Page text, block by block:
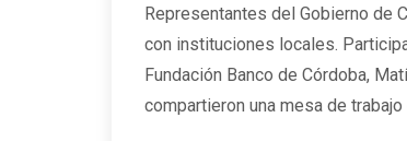
Representantes del Gobierno de
con instituciones locales.
Fundación Banco de Córdoba,
compartieron una mesa de